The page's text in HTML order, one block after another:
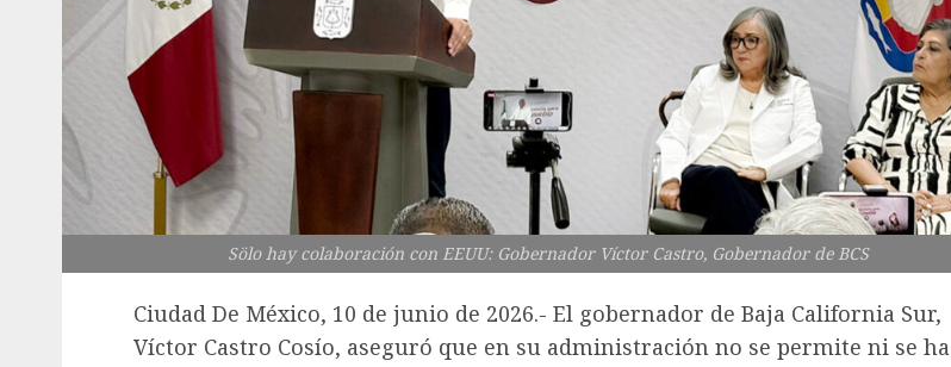
Sölo hay colaboración con EEUU: Gobernador Víctor Castro, Gobernador de BCS
Ciudad De México, 10 de junio de 2026.- El gobernador de Baja California Sur,
Víctor Castro Cosío, aseguró que en su administración no se permite ni se ha